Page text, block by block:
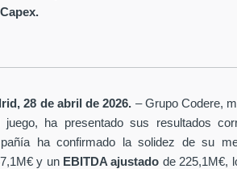
Capex.
28 de abril de 2026. – Grupo Codere,
ha presentado sus resultados
ha confirmado la solidez de su
y un EBITDA ajustado de 225,1M€,